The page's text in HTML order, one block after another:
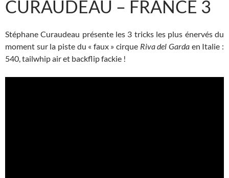
CURAUDEAU – FRANCE 3
Stéphane Curaudeau présente les 3 tricks les plus énervés du
moment sur la piste du « faux » cirque Riva del Garda en Italie :
540, tailwhip air et backflip fackie !